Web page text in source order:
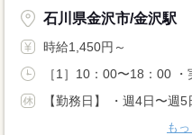
石川県金沢市/金沢駅
時給1,450円～
［1］10：00〜18：00 ・
【勤務日】 ・週4日〜週5
も